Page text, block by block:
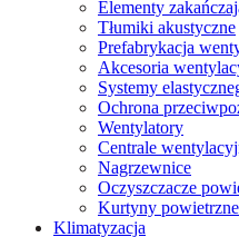
Elementy
Tłumiki akustyczne
Prefabrykacja
Akcesoria
Systemy
Ochrona
Wentylatory
Centrale
Nagrzewnice
Oczyszczacze
Kurtyny powietrzne
Klimatyzacja